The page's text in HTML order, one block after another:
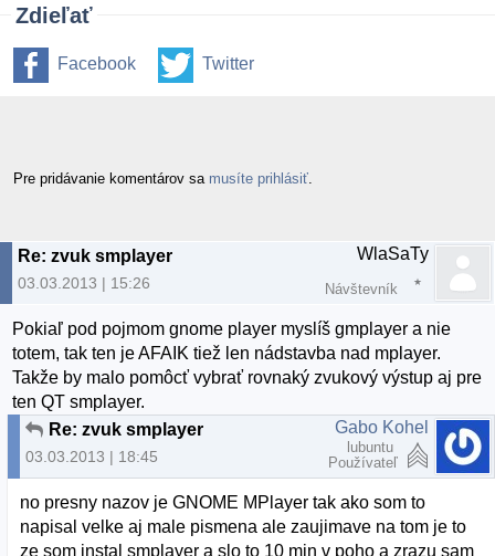
Zdieľať
Facebook Twitter
Pre pridávanie komentárov sa musíte prihlásiť
Re: zvuk smplayer
03.03.2013 | 15:26
WlaSaTy
Návštevník
Pokiaľ pod pojmom gnome player myslíš gmplayer a nie
totem, tak ten je AFAIK tiež len nádstavba nad mplayer.
Takže by malo pomôcť vybrať rovnaký zvukový výstup aj pre
ten QT smplayer.
Re: zvuk smplayer
03.03.2013 | 18:45
Gabo Kohel
lubuntu
Používateľ
no presny nazov je GNOME MPlayer tak ako som to
napisal velke aj male pismena ale zaujimave na tom je to
ze som instal smplayer a slo to 10 min v poho a zrazu sam